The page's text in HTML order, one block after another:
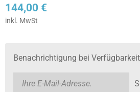
144,00 €
inkl. MwSt
Benachrichtigung bei